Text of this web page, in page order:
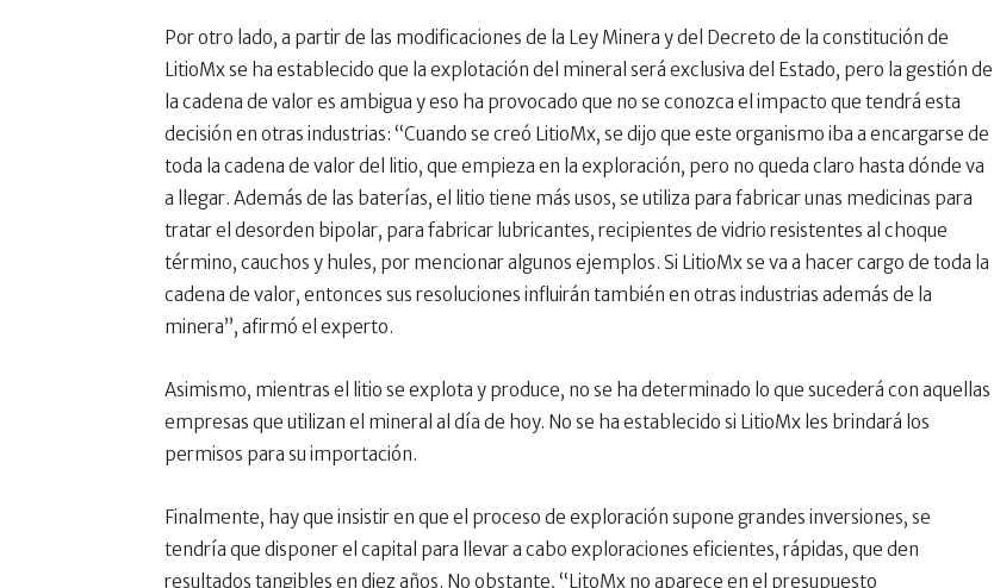
Por otro lado, a partir de las modificaciones de la Ley Minera y del Decreto de la constitución de
LitioMx se ha establecido que la explotación del mineral será exclusiva del Estado, pero la gestión de
la cadena de valor es ambigua y eso ha provocado que no se conozca el impacto que tendrá esta
decisión en otras industrias: “Cuando se creó LitioMx, se dijo que este organismo iba a encargarse de
toda la cadena de valor del litio, que empieza en la exploración, pero no queda claro hasta dónde va
a llegar. Además de las baterías, el litio tiene más usos, se utiliza para fabricar unas medicinas para
tratar el desorden bipolar, para fabricar lubricantes, recipientes de vidrio resistentes al choque
término, cauchos y hules, por mencionar algunos ejemplos. Si LitioMx se va a hacer cargo de toda la
cadena de valor, entonces sus resoluciones influirán también en otras industrias además de la
minera”, afirmó el experto.
Asimismo, mientras el litio se explota y produce, no se ha determinado lo que sucederá con aquellas
empresas que utilizan el mineral al día de hoy. No se ha establecido si LitioMx les brindará los
permisos para su importación.
Finalmente, hay que insistir en que el proceso de exploración supone grandes inversiones, se
tendría que disponer el capital para llevar a cabo exploraciones eficientes, rápidas, que den
resultados tangibles en diez años. No obstante, “LitoMx no aparece en el presupuesto